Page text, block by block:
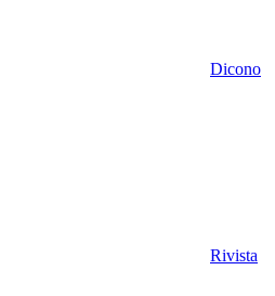
Dicono
Rivista